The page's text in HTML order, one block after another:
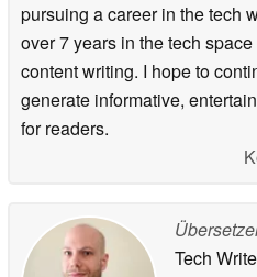
pursuing a career in the tech
over 7 years in the tech
content writing. I hope to
generate informative,
for readers.
Tech